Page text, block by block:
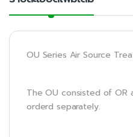
OU Series Air Source
The OU consisted of OR
orderd separately.